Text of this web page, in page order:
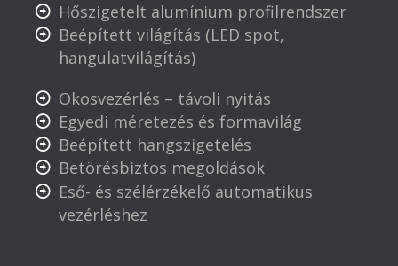
Hőszigetelt alumínium profilrendszer
Beépített világítás (LED spot,
hangulatvilágítás)
Okosvezérlés – távoli nyitás
Egyedi méretezés és formavilág
Beépített hangszigetelés
Betörésbiztos megoldások
Eső- és szélérzékelő automatikus
vezérléshez